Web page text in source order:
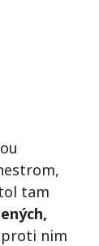
tam
nim